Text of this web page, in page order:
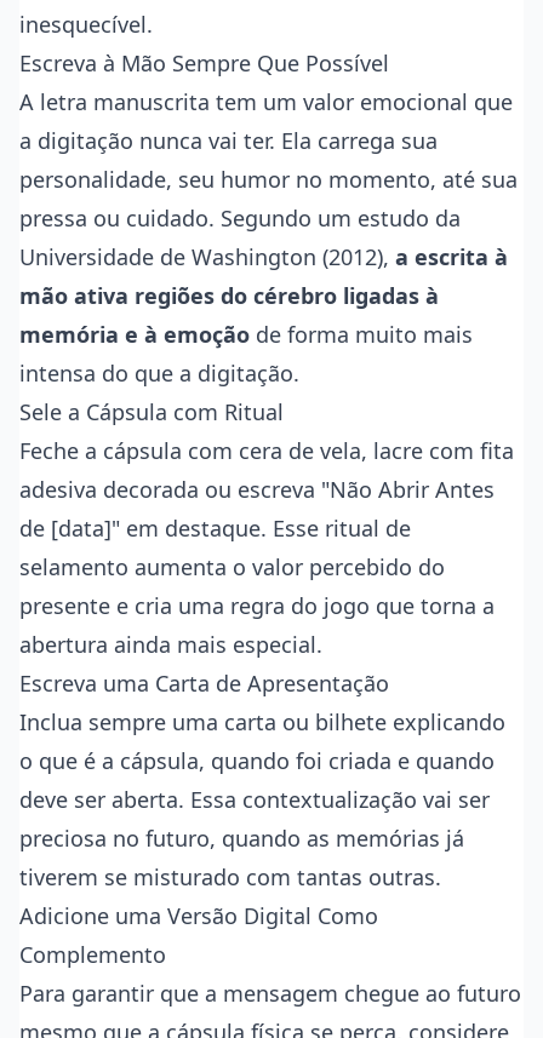
inesquecível.
Escreva à Mão Sempre Que Possível
A letra manuscrita tem um valor emocional que
a digitação nunca vai ter. Ela carrega sua
personalidade, seu humor no momento, até sua
pressa ou cuidado. Segundo um estudo da
Universidade de Washington (2012), a escrita à
mão ativa regiões do cérebro ligadas à
memória e à emoção de forma muito mais
intensa do que a digitação.
Sele a Cápsula com Ritual
Feche a cápsula com cera de vela, lacre com fita
adesiva decorada ou escreva "Não Abrir Antes
de [data]" em destaque. Esse ritual de
selamento aumenta o valor percebido do
presente e cria uma regra do jogo que torna a
abertura ainda mais especial.
Escreva uma Carta de Apresentação
Inclua sempre uma carta ou bilhete explicando
o que é a cápsula, quando foi criada e quando
deve ser aberta. Essa contextualização vai ser
preciosa no futuro, quando as memórias já
tiverem se misturado com tantas outras.
Adicione uma Versão Digital Como
Complemento
Para garantir que a mensagem chegue ao futuro
mesmo que a cápsula física se perca, considere